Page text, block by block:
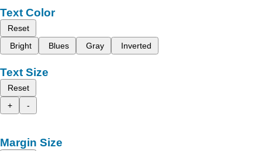
Text Color
Reset
Bright
Blues Gray Inverted
Text Size
Reset
+
-
Margin Size